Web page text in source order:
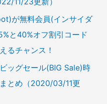
が無料会員(インサイダ
と40%オフ割引コード
るチャンス！
ッグセール(BIG Sale)時
とめ（2020/03/11更